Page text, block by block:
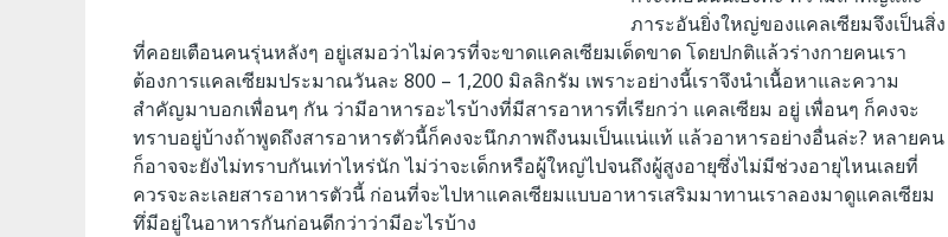
ภาระอันยิ่งใหญ่ของแคลเซียมจึงเป็นสิ่ง
ที่คอยเตือนคนรุ่นหลังๆ อยู่เสมอว่าไม่ควรที่จะขาดแคลเซียมเด็ดขาด โดยปกติแล้วร่างกายคนเรา
ต้องการแคลเซียมประมาณวันละ 800 – 1,200 มิลลิกรัม เพราะอย่างนี้เราจึงนำเนื้อหาและความ
สำคัญมาบอกเพื่อนๆ กัน ว่ามีอาหารอะไรบ้างที่มีสารอาหารที่เรียกว่า แคลเซียม อยู่ เพื่อนๆ ก็คงจะ
ทราบอยู่บ้างถ้าพูดถึงสารอาหารตัวนี้ก็คงจะนึกภาพถึงนมเป็นแน่แท้ แล้วอาหารอย่างอื่นล่ะ? หลายคน
ก็อาจจะยังไม่ทราบกันเท่าไหร่นัก ไม่ว่าจะเด็กหรือผู้ใหญ่ไปจนถึงผู้สูงอายุซึ่งไม่มีช่วงอายุไหนเลยที่
ควรจะละเลยสารอาหารตัวนี้ ก่อนที่จะไปหาแคลเซียมแบบอาหารเสริมมาทานเราลองมาดูแคลเซียม
ทึ่มีอยู่ในอาหารกันก่อนดีกว่าว่ามีอะไรบ้าง